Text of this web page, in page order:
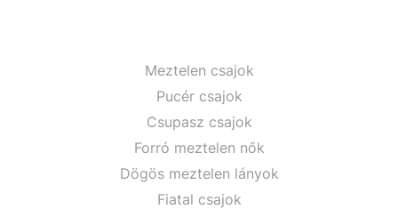
Meztelen csajok
Pucér csajok
Csupasz csajok
Forró meztelen nők
Dögös meztelen lányok
Fiatal csajok